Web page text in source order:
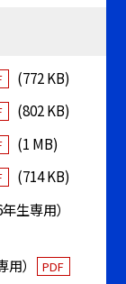
(772 KB)
(802 KB)
(1 MB)
(714 KB)
生専用）
）
PDF